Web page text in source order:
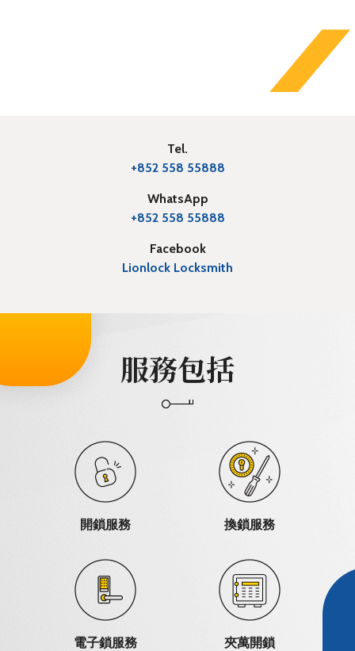
Tel.
+852 558 55888
WhatsApp
+852 558 55888
Facebook
Lionlock Locksmith
服務包括
開鎖服務 換鎖服務
電子鎖服務 夾萬開鎖